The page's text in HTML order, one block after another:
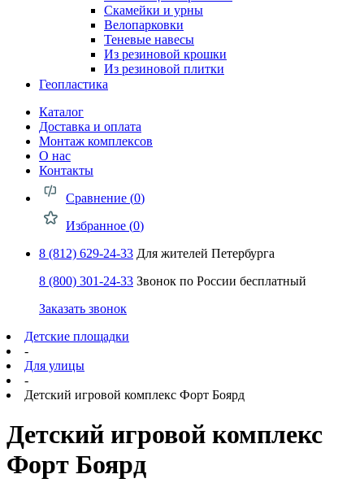
Скамейки и урны
Велопарковки
Теневые навесы
Из резиновой крошки
Из резиновой плитки
Геопластика
Каталог
Доставка и оплата
Монтаж комплексов
О нас
Контакты
Сравнение (0)
Избранное (0)
8 (812) 629-24-33 Для жителей Петербурга
8 (800) 301-24-33 Звонок по России бесплатный
Заказать звонок
Детские площадки
-
Для улицы
-
Детский игровой комплекс Форт Боярд
Детский игровой комплекс
Форт Боярд